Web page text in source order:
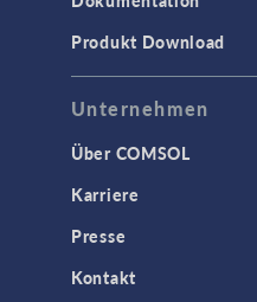
Produkt Download
Unternehmen
Über COMSOL
Karriere
Presse
Kontakt